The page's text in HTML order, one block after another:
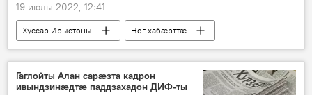
19 июлы 2022, 12:41
Хуссар Ирыстоны Ног хабӕрттӕ
Гаглойты Алан сарæзта кадрон
ивындзинæдтæ паддзахадон ДИФ-ты